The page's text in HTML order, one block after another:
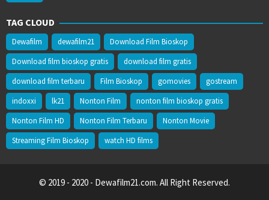
TAG CLOUD
Dewafilm dewafilm21
Download Film Bioskop
Download film bioskop gratis
download film gratis
download film terbaru
Film Bioskop gomovies
gostream
indoxxi
lk21 Nonton Film
nonton film bioskop gratis
Nonton Film HD
Nonton Film Terbaru
Nonton Movie
Streaming Film Bioskop
watch HD films
© 2019 - 2020 - Dewafilm21.com. All Right Reserved.